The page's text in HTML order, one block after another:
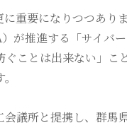
重要になりつつありま
が推進する「サイバ
ことは出来ない」こ
議所と提携し、群馬